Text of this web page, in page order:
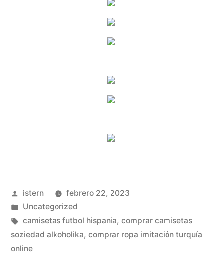
Publicado
por
istern
febrero 22, 2023
Publicado
en
Uncategorized
Etiquetas:
camisetas futbol hispania, comprar camisetas
soziedad alkoholika, comprar ropa imitación turquía
online